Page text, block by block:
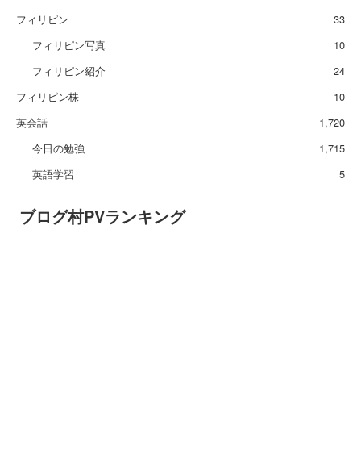
フィリピン
33
フィリピン写真
10
フィリピン紹介
24
フィリピン株
10
英会話
1,720
今日の勉強
1,715
英語学習
5
ブログ村PVランキング